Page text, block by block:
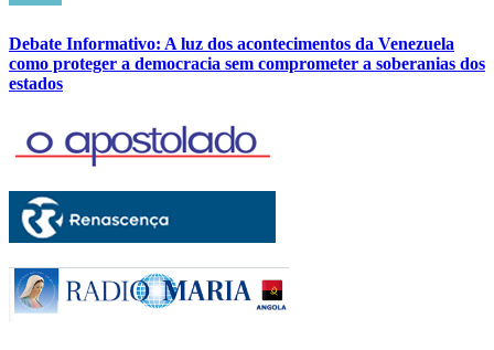
Debate Informativo: A luz dos acontecimentos da Venezuela
como proteger a democracia sem comprometer a soberanias dos
estados